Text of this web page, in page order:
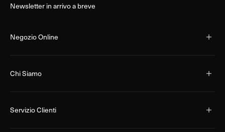
Newsletter in arrivo a breve
Negozio Online
Chi Siamo
Servizio Clienti